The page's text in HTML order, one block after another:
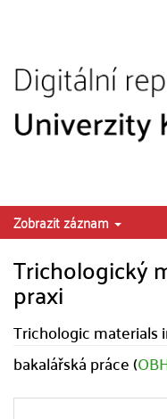
Zobrazit záznam
Trichologický
praxi
Trichologic materials
bakalářská práce (